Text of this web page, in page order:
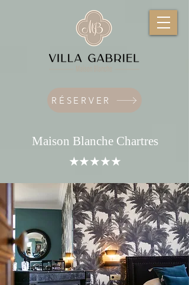
RÉSERVER
Maison Blanche Chartres
★★★★★